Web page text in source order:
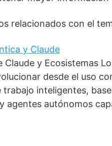
relacionados con el
y Claude
y Ecosistemas
desde el uso
inteligentes,
agentes autónomos